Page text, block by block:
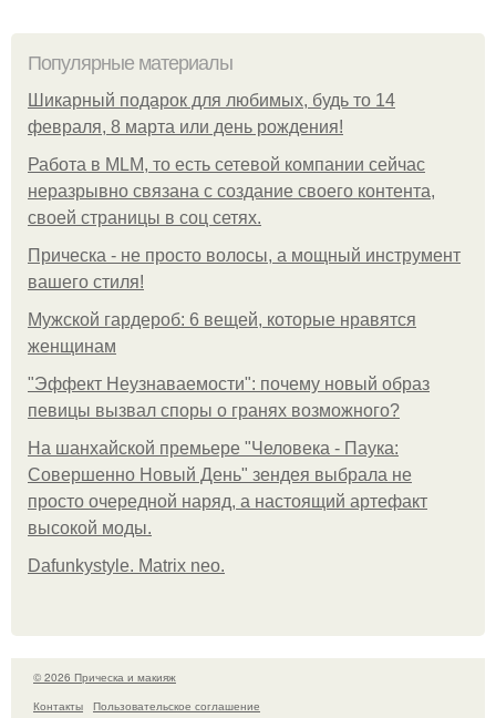
Популярные материалы
Шикарный подарок для любимых, будь то 14
февраля, 8 марта или день рождения!
Работа в MLM, то есть сетевой компании сейчас
неразрывно связана с создание своего контента,
своей страницы в соц сетях.
Прическа - не просто волосы, а мощный инструмент
вашего стиля!
Мужской гардероб: 6 вещей, которые нравятся
женщинам
"Эффект Неузнаваемости": почему новый образ
певицы вызвал споры о гранях возможного?
На шанхайской премьере "Человека - Паука:
Совершенно Новый День" зендея выбрала не
просто очередной наряд, а настоящий артефакт
высокой моды.
Dafunkystyle. Matrix neo.
© 2026 Прическа и макияж
Контакты
Пользовательское соглашение